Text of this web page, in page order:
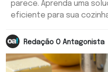
parece. Aprenda uma
eficiente para sua
Redação O Antagonista